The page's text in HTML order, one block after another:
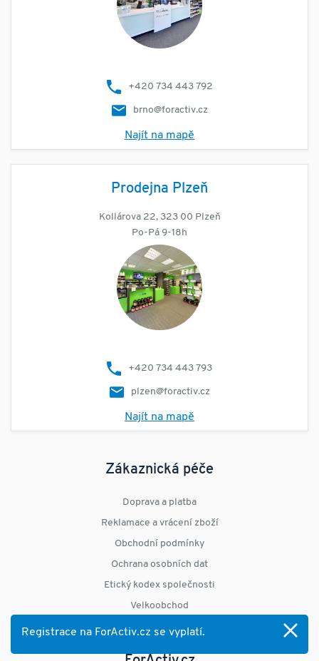
+420 734 443 792
brno@foractiv.cz
Najít na mapě
Prodejna Plzeň
Kollárova 22, 323 00 Plzeň
Po-Pá 9-18h
+420 734 443 793
plzen@foractiv.cz
Najít na mapě
Zákaznická péče
Doprava a platba
Reklamace a vrácení zboží
Obchodní podmínky
Ochrana osobních dat
Etický kodex společnosti
Velkoobchod
Odstoupení od smlouvy
Registrace na ForActiv.cz se vyplatí.